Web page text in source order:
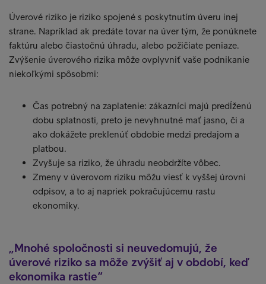
Úverové riziko je riziko spojené s poskytnutím úveru inej
strane. Napríklad ak predáte tovar na úver tým, že ponúknete
faktúru alebo čiastočnú úhradu, alebo požičiate peniaze.
Zvýšenie úverového rizika môže ovplyvniť vaše podnikanie
niekoľkými spôsobmi:
Čas potrebný na zaplatenie: zákazníci majú predĺženú
dobu splatnosti, preto je nevyhnutné mať jasno, či a
ako dokážete preklenúť obdobie medzi predajom a
platbou.
Zvyšuje sa riziko, že úhradu neobdržíte vôbec.
Zmeny v úverovom riziku môžu viesť k vyššej úrovni
odpisov, a to aj napriek pokračujúcemu rastu
ekonomiky.
Mnohé spoločnosti si neuvedomujú, že
úverové riziko sa môže zvýšiť aj v období, keď
ekonomika rastie